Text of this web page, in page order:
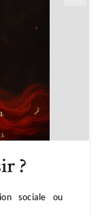
?
sociale ou